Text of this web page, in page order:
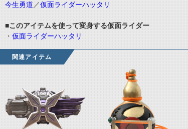
今生勇道 ／仮面ライダーハッタリ
■このアイテムを使って変身する仮面ライダー
・ 仮面ライダーハッタリ
関連アイテム